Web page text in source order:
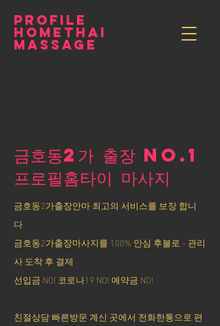
PROFILE
HOMETHAI
MASSAGE
금호동2가 출장 NO.1
​프로필홈타이 마사지
금호동2가출장안마 최고의 서비스를 보장 합니
다.
금호동2가출장마사지를 100% 안심 후불로 - 관리
사 도착 후 결제
선입금 NO! 코로나19 NO! 예약금 NO!
친절상담 빠른방문 계신 곳에서 전화한통으로 편